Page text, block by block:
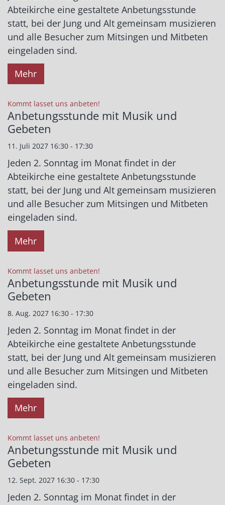
Abteikirche eine gestaltete Anbetungsstunde
statt, bei der Jung und Alt gemeinsam musizieren
und alle Besucher zum Mitsingen und Mitbeten
eingeladen sind.
Mehr
Kommt lasset uns anbeten!
Anbetungsstunde mit Musik und
Gebeten
11. Juli 2027 16:30 - 17:30
Jeden 2. Sonntag im Monat findet in der
Abteikirche eine gestaltete Anbetungsstunde
statt, bei der Jung und Alt gemeinsam musizieren
und alle Besucher zum Mitsingen und Mitbeten
eingeladen sind.
Mehr
Kommt lasset uns anbeten!
Anbetungsstunde mit Musik und
Gebeten
8. Aug. 2027 16:30 - 17:30
Jeden 2. Sonntag im Monat findet in der
Abteikirche eine gestaltete Anbetungsstunde
statt, bei der Jung und Alt gemeinsam musizieren
und alle Besucher zum Mitsingen und Mitbeten
eingeladen sind.
Mehr
Kommt lasset uns anbeten!
Anbetungsstunde mit Musik und
Gebeten
12. Sept. 2027 16:30 - 17:30
Jeden 2. Sonntag im Monat findet in der